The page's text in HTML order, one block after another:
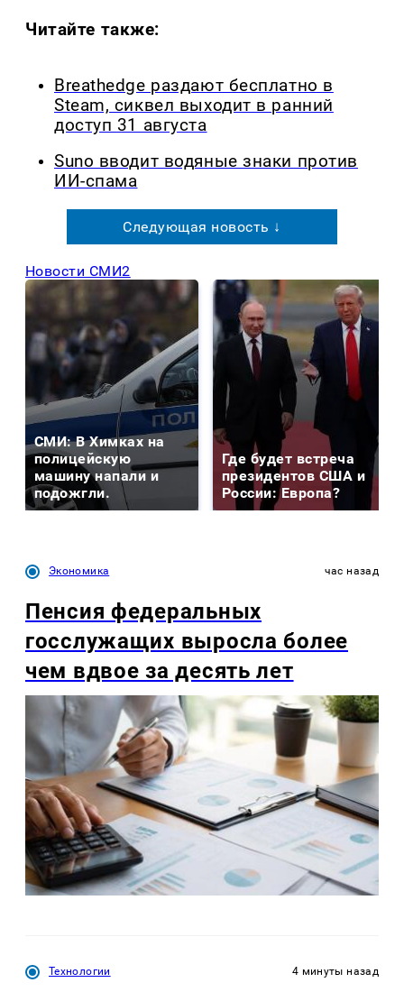
Читайте также:
Breathedge раздают бесплатно в
Steam, сиквел выходит в ранний
доступ 31 августа
Suno вводит водяные знаки против
ИИ-спама
Следующая новость ↓
Новости СМИ2
СМИ: В Химках на
полицейскую
машину напали и
подожгли.
Где будет встреча
президентов США и
России: Европа?
Экономика час назад
Пенсия федеральных
госслужащих выросла более
чем вдвое за десять лет
Технологии 4 минуты назад